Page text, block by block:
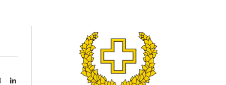
InstagramLinkedIn